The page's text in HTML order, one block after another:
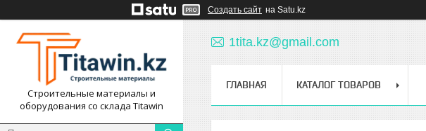
Создать сайт на Satu.kz
Строительные материалы и
оборудования со склада Titawin
1tita.kz@gmail.com
ГЛАВНАЯ КАТАЛОГ ТОВАРОВ